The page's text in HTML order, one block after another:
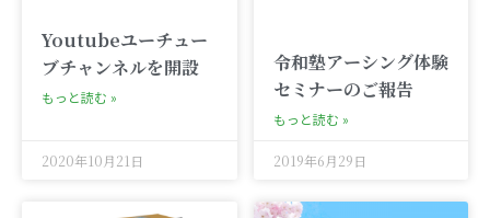
Youtubeユーチュー
ブチャンネルを開設
もっと読む »
2020年10月21日
令和塾アーシング体験
セミナーのご報告
もっと読む »
2019年6月29日